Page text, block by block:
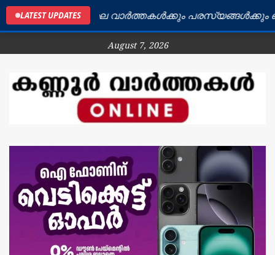
LATEST UPDATES
ജില്ലയിലെ വാർത്തകൾക്കും പരസ്യങ്ങൾക്കും
August 7, 2026